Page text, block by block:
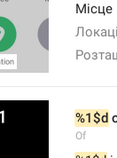
Місце
%1$d
Of